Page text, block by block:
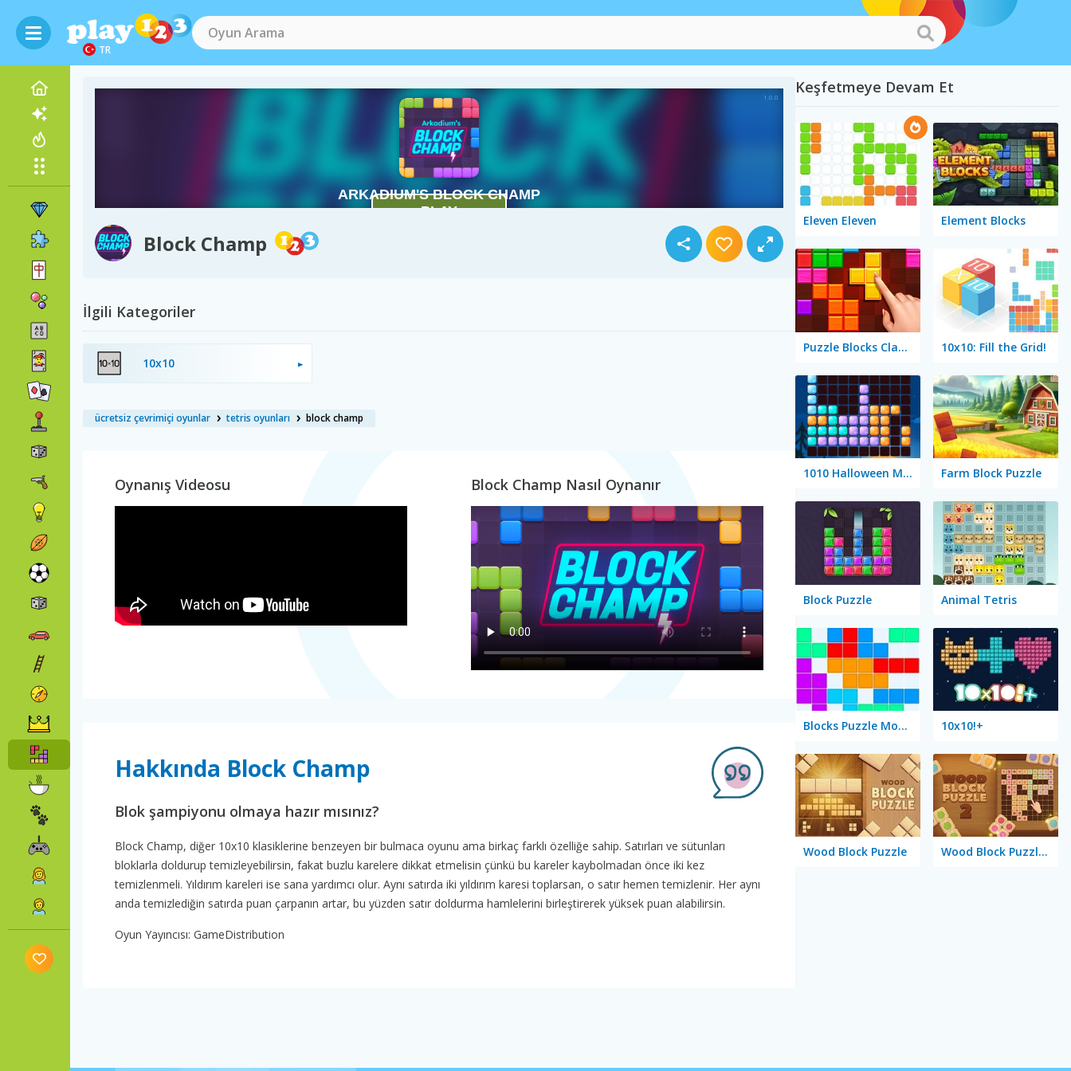
TR
Block Champ
İlgili Kategoriler
10x10
ücretsiz çevrimiçi oyunlar tetris oyunları block champ
Oynanış Videosu Block Champ Nasıl Oynanır
Hakkında Block Champ
Blok şampiyonu olmaya hazır mısınız?
Block Champ, diğer 10x10 klasiklerine benzeyen bir bulmaca oyunu ama birkaç farklı özelliğe sahip. Satırları ve sütunları
bloklarla doldurup temizleyebilirsin, fakat buzlu karelere dikkat etmelisin çünkü bu kareler kaybolmadan önce iki kez
temizlenmeli. Yıldırım kareleri ise sana yardımcı olur. Aynı satırda iki yıldırım karesi toplarsan, o satır hemen temizlenir. Her aynı
anda temizlediğin satırda puan çarpanın artar, bu yüzden satır doldurma hamlelerini birleştirerek yüksek puan alabilirsin.
Oyun Yayıncısı: GameDistribution
Keşfetmeye Devam Et
Eleven Eleven Element Blocks
Puzzle Blocks Classic 10x10: Fill the Grid!
1010 Halloween Mobile Farm Block Puzzle
Block Puzzle Animal Tetris
Blocks Puzzle Mobile 10x10!+
Wood Block Puzzle Wood Block Puzzle 2